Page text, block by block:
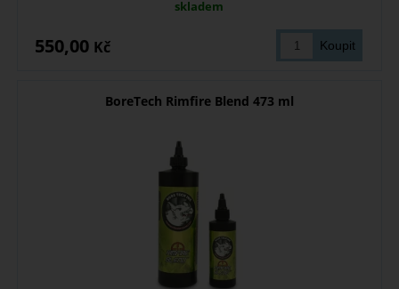
skladem
550,00 Kč
BoreTech Rimfire Blend 473 ml